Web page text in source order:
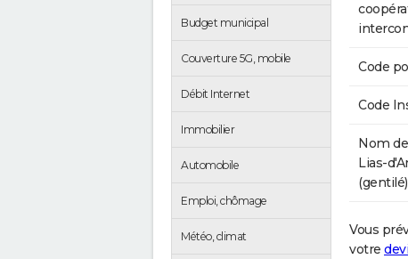
Budget municipal
Couverture 5G, mobile
Débit Internet
Immobilier
Automobile
Emploi, chômage
Météo, climat
Code
Code
Nom
Lias-
(gentilé)
Vous
votre